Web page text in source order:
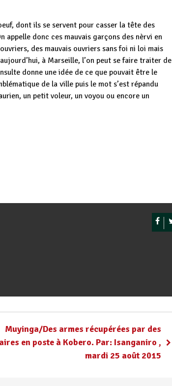
dont ils se servent pour casser la tête des
donc ces mauvais garçons des nèrvi en
des mauvais ouvriers sans foi ni loi mais
à Marseille, l’on peut se faire traiter de
donne une idée de ce que pouvait être le
de la ville puis le mot s’est répandu
un petit voleur, un voyou ou encore un
Muyinga/Des armes récupérées par des
en poste à Kobero. Par: Isanganiro ,
mardi 25 août 2015